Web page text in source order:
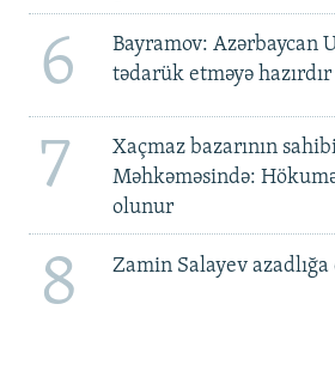
6
Bayramov: Azərbaycan
tədarük etməyə hazırdır
7
Xaçmaz bazarının
Məhkəməsində:
olunur
8 Zamin Salayev azadlığa